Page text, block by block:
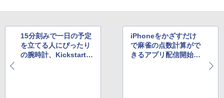
15分刻みで一日の予定
を立てる人にぴったり
の腕時計、Kickstarter
iPhoneをかざすだけ
で麻雀の点数計算がで
きるアプリ配信開始、